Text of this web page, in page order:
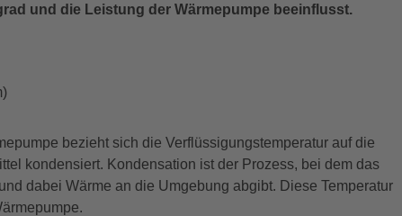
und die Leistung der Wärmepumpe beeinflusst.
bezieht sich die Verflüssigungstemperatur auf die
kondensiert. Kondensation ist der Prozess, bei dem das
dabei Wärme an die Umgebung abgibt. Diese Temperatur